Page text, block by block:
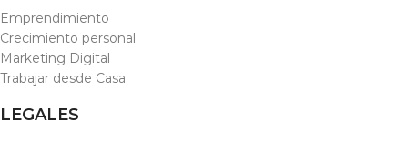
Emprendimiento
Crecimiento personal
Marketing Digital
Trabajar desde Casa
LEGALES